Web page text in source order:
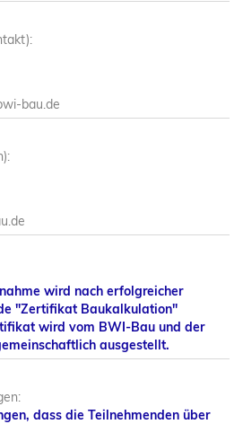
bau.de
wird nach erfolgreicher
"Zertifikat Baukalkulation"
wird vom BWI-Bau und der
ausgestellt.
dass die Teilnehmenden über